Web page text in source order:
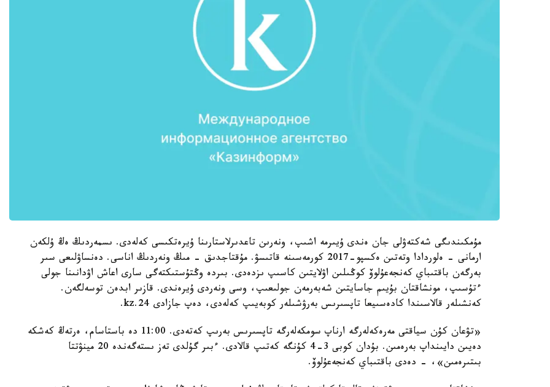
مۇمكىندىگى شەكتەۋلى جان ەندى ۇيىرمە اشىپ، ونەرىن تاعدىرلاستارىنا ۇيرەتكىسى كەلەدى. ىسمەردىڭ ەڭ ۇلكەن
ارمانى - ەلوردادا وتەتىن ەكسپو-2017 كورمەسىنە قاتىسۋ. مۇقتاجدىق - مىڭ ونەردىڭ اناسى. دەنساۋلىعى سىر
بەرگەن باقتىباي كەنجەعۇلوۆ كوڭىلىن اۋلايتىن كاسىپ ىزدەدى. بىردە وڭتۇستىكتەگى سارى اعاش اۋدانىنا جولى
ءتۇسىپ، مونشاقتان بۇيىم جاسايتىن شەبەرمەن جولىعىپ، وسى ونەردى ۇيرەندى. قازىر ابدەن توسەلگەن.
كەنشىلەر قالاسىندا كادەسىيعا تاپسىرىس بەرۋشىلەر كوبەيىپ كەلەدى، دەپ جازادى 24.kz.
«تۋعان كۇن سياقتى مەرەكەلەرگە ارناپ سومكەلەرگە تاپسىرىس بەرىپ كەتەدى. 11:00 دە باستاسام، ەرتەڭ كەشكە
دەيىن دايىنداپ بەرەمىن. بۇدان كوبى 3-4 كۇنگە كەتىپ قالادى. ءبىر گۇلدى تەز ىستەگەندە 20 مينۋتتا
بىتىرەمىن»، - دەدى باقتىباي كەنجەعۇلوۆ.